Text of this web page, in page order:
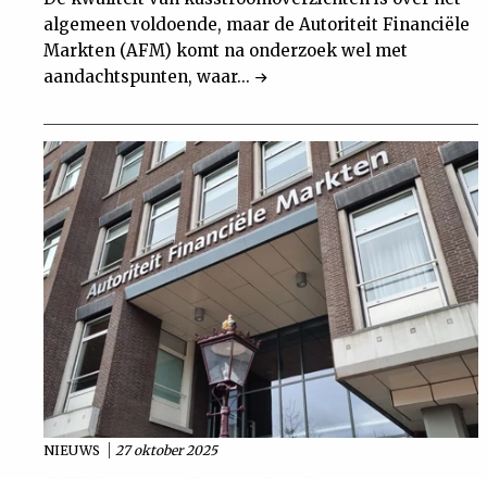
algemeen voldoende, maar de Autoriteit Financiële
Markten (AFM) komt na onderzoek wel met
aandachtspunten, waar...
NIEUWS 27 oktober 2025